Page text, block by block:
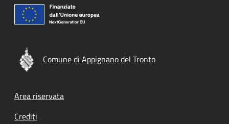
Comune di Appignano del Tronto
Footer menu
Area riservata
Crediti